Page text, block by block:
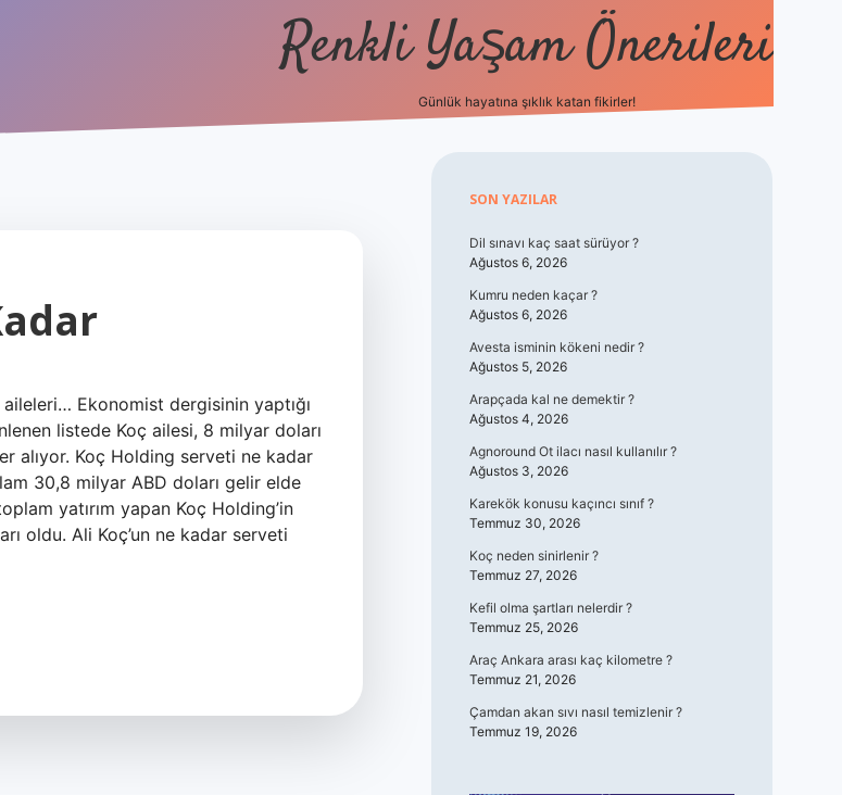
Renkli Yaşam Önerileri
Günlük hayatına şıklık katan fikirler!
aileleri… Ekonomist dergisinin yaptığı
listede Koç ailesi, 8 milyar doları
alıyor. Koç Holding serveti ne kadar
30,8 milyar ABD doları gelir elde
yatırım yapan Koç Holding’in
oldu. Ali Koç’un ne kadar serveti
Sidebar
SON YAZILAR
Dil sınavı kaç saat sürüyor ?
Ağustos 6, 2026
Kumru neden kaçar ?
Ağustos 6, 2026
Avesta isminin kökeni nedir ?
Ağustos 5, 2026
Arapçada kal ne demektir ?
Ağustos 4, 2026
Agnoround Ot ilacı nasıl kullanılır ?
Ağustos 3, 2026
Karekök konusu kaçıncı sınıf ?
Temmuz 30, 2026
Koç neden sinirlenir ?
Temmuz 27, 2026
Kefil olma şartları nelerdir ?
Temmuz 25, 2026
Araç Ankara arası kaç kilometre ?
Temmuz 21, 2026
Çamdan akan sıvı nasıl temizlenir ?
Temmuz 19, 2026